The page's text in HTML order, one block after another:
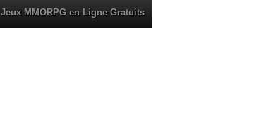
Jeux MMORPG en Ligne Gratuits